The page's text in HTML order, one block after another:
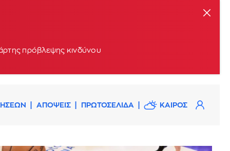
πρόβλεψης κινδύνου
ΑΠΟΨΕΙΣ ΠΡΩΤΟΣΕΛΙΔΑ ΚΑΙΡΟΣ